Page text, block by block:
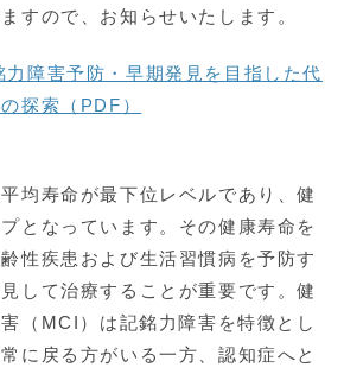
すので、お知らせいたします。
力障害予防・早期発見を目指した代
探索（ PDF ）
均寿命が最下位レベルであり、健
となっています。その健康寿命を
性疾患および生活習慣病を予防す
して治療することが重要です。健
（ MCI ）は記銘力障害を特徴とし
に戻る方がいる一方、認知症へと